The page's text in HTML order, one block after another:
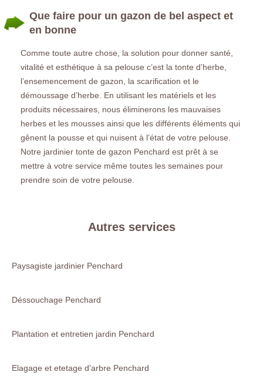
Que faire pour un gazon de bel aspect et
en bonne
Comme toute autre chose, la solution pour donner santé,
vitalité et esthétique à sa pelouse c’est la tonte d’herbe,
l’ensemencement de gazon, la scarification et le
démoussage d’herbe. En utilisant les matériels et les
produits nécessaires, nous éliminerons les mauvaises
herbes et les mousses ainsi que les différents éléments qui
gênent la pousse et qui nuisent à l’état de votre pelouse.
Notre jardinier tonte de gazon Penchard est prêt à se
mettre à votre service même toutes les semaines pour
prendre soin de votre pelouse.
Autres services
Paysagiste jardinier Penchard
Déssouchage Penchard
Plantation et entretien jardin Penchard
Elagage et etetage d'arbre Penchard